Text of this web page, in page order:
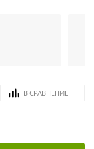
В СРАВНЕНИЕ